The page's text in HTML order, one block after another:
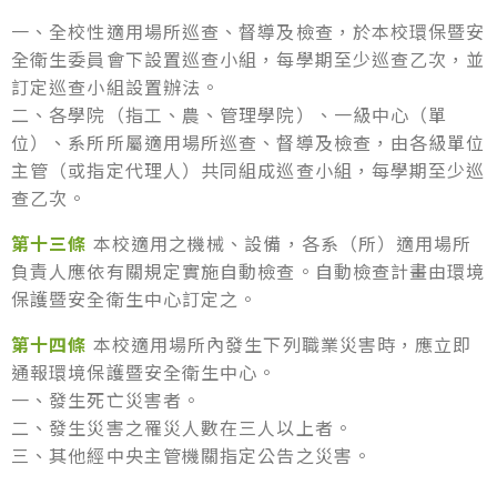
一、全校性適用場所巡查、督導及檢查，於本校環保暨安
全衛生委員會下設置巡查小組，每學期至少巡查乙次，並
訂定巡查小組設置辦法。
二、各學院（指工、農、管理學院）、一級中心（單
位）、系所所屬適用場所巡查、督導及檢查，由各級單位
主管（或指定代理人）共同組成巡查小組，每學期至少巡
查乙次。
第十三條 本校適用之機械、設備，各系（所）適用場所
負責人應依有關規定實施自動檢查。自動檢查計畫由環境
保護暨安全衛生中心訂定之。
第十四條 本校適用場所內發生下列職業災害時，應立即
通報環境保護暨安全衛生中心。
一、發生死亡災害者。
二、發生災害之罹災人數在三人以上者。
三、其他經中央主管機關指定公告之災害。